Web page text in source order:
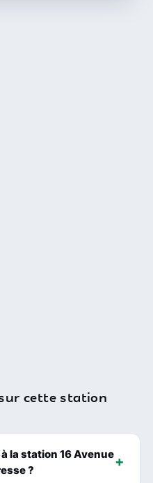
cette station
la station 16 Avenue
?